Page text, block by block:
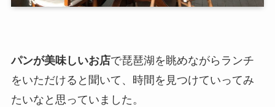
パンが美味しいお店で琵琶湖を眺めながらランチ
をいただけると聞いて、時間を見つけていってみ
たいなと思っていました。